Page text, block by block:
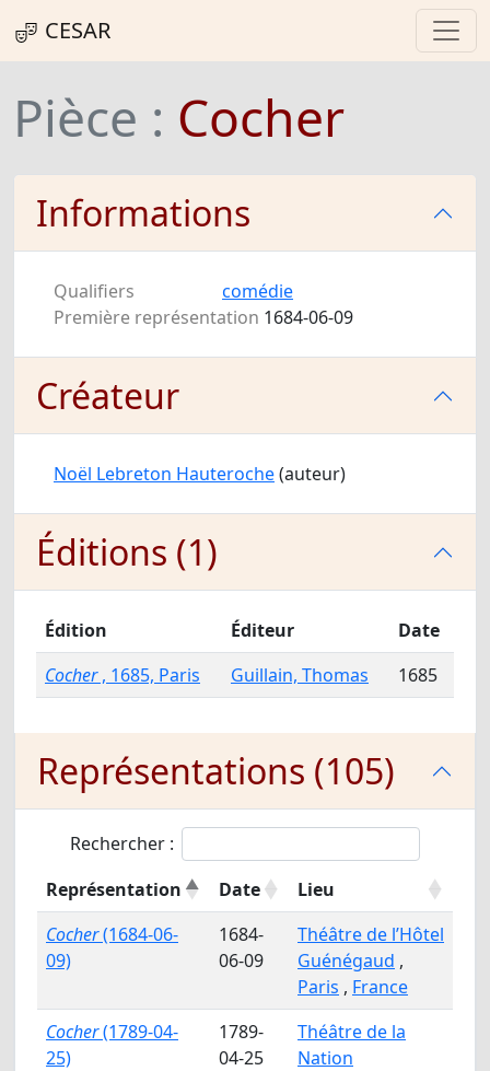
CESAR
Pièce : Cocher
Informations
Qualifiers
comédie
Première représentation 1684-06-09
Créateur
Noël Lebreton Hauteroche(auteur)
Éditions (1)
Édition Éditeur
Date
Cocher, 1685, Paris Guillain, Thomas 1685
Représentations (105)
Rechercher :
Représentation
Date
Lieu
Cocher(1684-06-
09)
1684-
06-09
Théâtre de l’Hôtel
Guénégaud ,
Paris , France
Cocher(1789-04-
25)
1789-
04-25
Théâtre de la
Nation